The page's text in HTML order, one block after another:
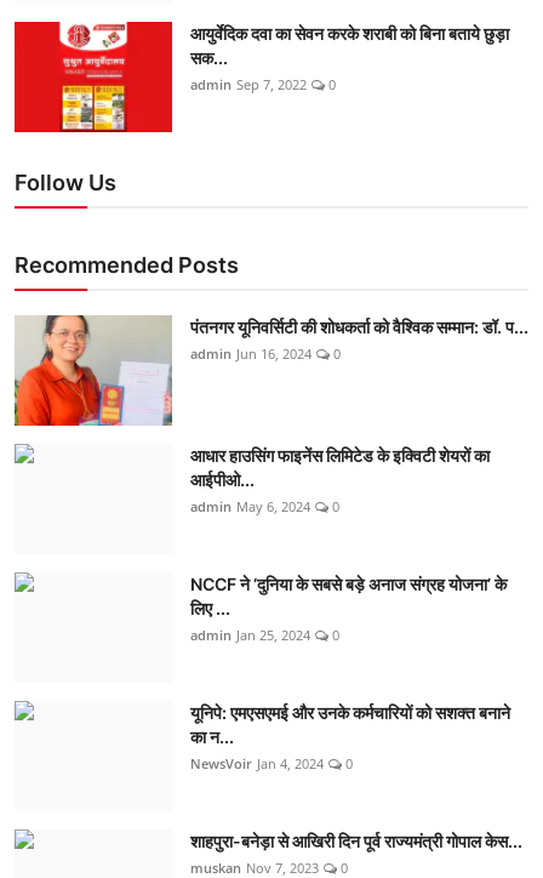
आयुर्वेदिक दवा का सेवन करके शराबी को बिना बताये छुड़ा
सक...
admin Sep 7, 2022 0
Follow Us
Recommended Posts
पंतनगर यूनिवर्सिटी की शोधकर्ता को वैश्विक सम्मान: डॉ. प...
admin Jun 16, 2024 0
आधार हाउसिंग फाइनेंस लिमिटेड के इक्विटी शेयरों का
आईपीओ...
admin May 6, 2024 0
NCCF ने ‘दुनिया के सबसे बड़े अनाज संग्रह योजना’ के
लिए ...
admin Jan 25, 2024 0
यूनिपे: एमएसएमई और उनके कर्मचारियों को सशक्त बनाने
का न...
NewsVoir Jan 4, 2024 0
शाहपुरा-बनेड़ा से आखिरी दिन पूर्व राज्यमंत्री गोपाल केस...
muskan Nov 7, 2023 0